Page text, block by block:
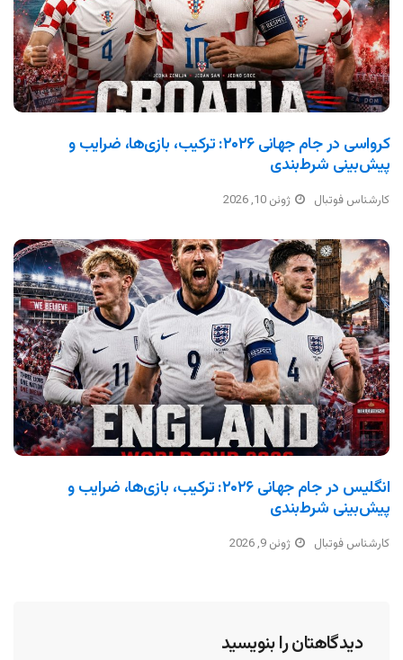
کرواسی در جام جهانی ۲۰۲۶: ترکیب، بازی‌ها، ضرایب و
پیش‌بینی شرط‌بندی
کارشناس فوتبال ژوئن 10, 2026
انگلیس در جام جهانی ۲۰۲۶: ترکیب، بازی‌ها، ضرایب و
پیش‌بینی شرط‌بندی
کارشناس فوتبال ژوئن 9, 2026
دیدگاهتان را بنویسید